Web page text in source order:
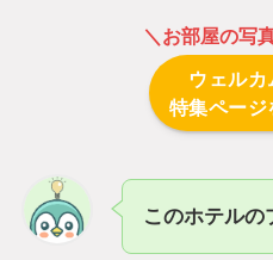
＼ お部屋の写
ウェル
特集ページ
このホテルの